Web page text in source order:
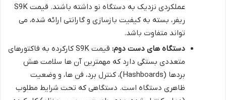
عملکردی نزدیک به دستگاه نو داشته باشند. قیمت S9K
ریفر، بسته به کیفیت بازسازی و گارانتی ارائه شده، می
تواند متفاوت باشد.
دستگاه های دست دوم:
قیمت S9K کارکرده به فاکتورهای
متعددی بستگی دارد که مهمترین آن ها سلامت هش
بردها (Hashboards)، کنترل برد، فن ها، و وضعیت
ظاهری دستگاه است. دستگاهی که تحت شرایط مطلوب